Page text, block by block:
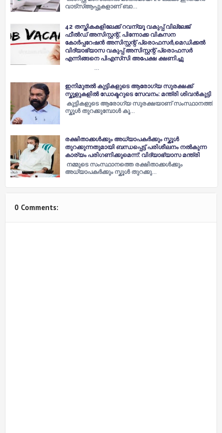
വാട്സ്ആപ്പുകളാണ് ബാ…
42 തസ്തികകളിലേക്ക് റവന്യൂ വകുപ്പ് വില്ലേജ്
ഫീൽഡ് അസിസ്റ്റന്റ്, പിന്നോക്ക വികസന
കോർപ്പറേഷൻ അസിസ്റ്റന്റ് പ്രൊഫസർ,മെഡിക്കൽ
വിദ്യാഭ്യാസ വകുപ്പ് അസിസ്റ്റന്റ് പ്രൊഫസർ
എന്നിങ്ങനെ പിഎസ്‌സി അപേക്ഷ ക്ഷണിച്ചു
…
ഇനിമുതൽ കുട്ടികളുടെ ആരോഗ്യ സുരക്ഷക്ക്
സ്കൂളുകളിൽ ഡോക്ടറുടെ സേവനം: മന്ത്രി ശിവൻകുട്ടി
കുട്ടികളുടെ ആരോഗ്യ സുരക്ഷയാണ് സംസ്ഥാനത്ത്
സ്കൂൾ തുറക്കുമ്പോൾ കൂ…
രക്ഷിതാക്കൾക്കും അധ്യാപകർക്കും സ്കൂൾ
തുറക്കുന്നതുമായി ബന്ധപ്പെട്ട് പരിശീലനം നൽകുന്ന
കാര്യം പരിഗണിക്കുമെന്ന്: വിദ്യാഭ്യാസ മന്ത്രി
നമ്മുടെ സംസ്ഥാനത്തെ രക്ഷിതാക്കൾക്കും
അധ്യാപകർക്കും സ്കൂൾ തുറക്കു…
0 Comments: